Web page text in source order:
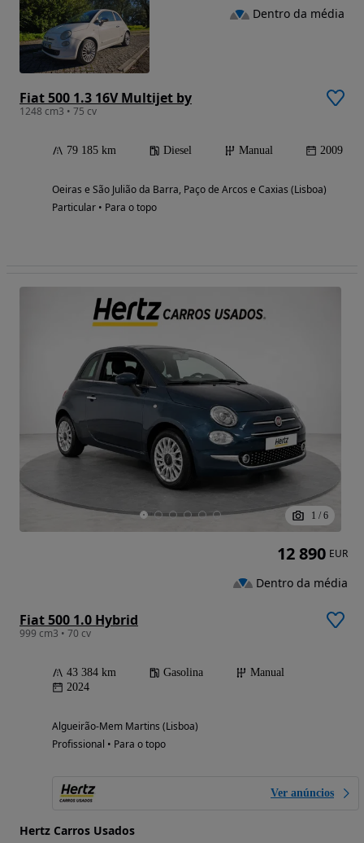
Fiat 500 1.3 16V Multijet by
1248 cm3 • 75 cv
79 185 km Diesel Manual 2009
Oeiras e São Julião da Barra, Paço de Arcos e Caxias (Lisboa)
Particular • Para o topo
Dentro da média
1 / 6
Fiat 500 1.0 Hybrid
999 cm3 • 70 cv
43 384 km Gasolina
Manual
2024
Algueirão-Mem Martins (Lisboa)
Profissional • Para o topo
Ver anúncios
Hertz Carros Usados
12 890 EUR
Dentro da média